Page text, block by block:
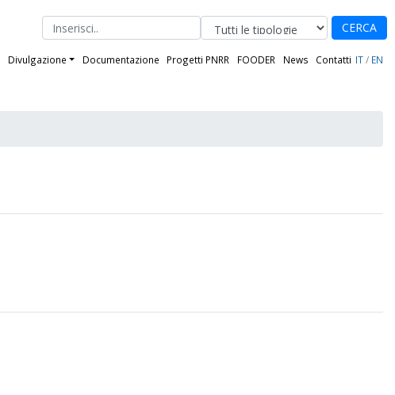
Divulgazione Documentazione Progetti PNRR FOODER News Contatti IT/ EN
CERCA